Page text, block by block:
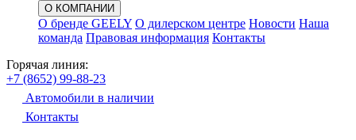
О КОМПАНИИ
О бренде GEELY О дилерском центре Новости Наша
команда Правовая информация Контакты
Горячая линия:
+7 (8652) 99-88-23
Автомобили в наличии
Контакты